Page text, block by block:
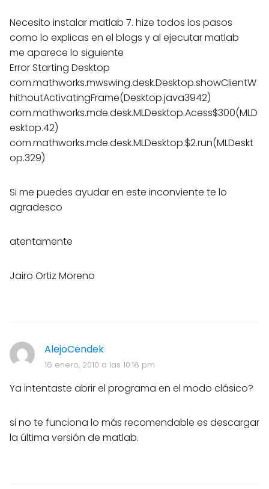
Necesito instalar matlab 7. hize todos los pasos
como lo explicas en el blogs y al ejecutar matlab
me aparece lo siguiente
Error Starting Desktop
com.mathworks.mwswing.desk.Desktop.showClientW
hithoutActivatingFrame(Desktop.java3942)
com.mathworks.mde.desk.MLDesktop.Acess$300(MLD
esktop.42)
com.mathworks.mde.desk.MLDesktop.$2.run(MLDeskt
op.329)
Si me puedes ayudar en este inconviente te lo
agradesco
atentamente
Jairo Ortiz Moreno
AlejoCendek
16 enero, 2010 a las 10:18 pm
Ya intentaste abrir el programa en el modo clásico?
si no te funciona lo más recomendable es descargar
la última versión de matlab.